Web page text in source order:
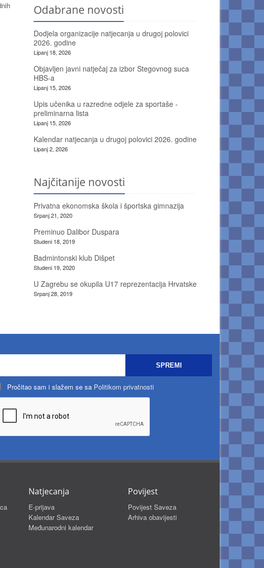
Odabrane novosti
Dodjela organizacije natjecanja u drugoj polovici
2026. godine
Lipanj 18, 2026
Objavljen javni natječaj za izbor Stegovnog suca
HBS-a
Lipanj 15, 2026
Upis učenika u razredne odjele za sportaše -
preliminarna lista
Lipanj 15, 2026
Kalendar natjecanja u drugoj polovici 2026. godine
Lipanj 2, 2026
Najčitanije novosti
Privatna ekonomska škola i športska gimnazija
Srpanj 21, 2020
Preminuo Dalibor Duspara
Studeni 18, 2019
Badmintonski klub Dišpet
Studeni 19, 2020
U Zagrebu se okupila U17 reprezentacija Hrvatske
Srpanj 28, 2019
SPREMI
Pročitao sam i slažem se sa Politikom privatnosti
Natjecanja
E-prijava
Kalendar Saveza
Međunarodni kalendar
Povijest
Povijest Saveza
Arhiva obavijesti